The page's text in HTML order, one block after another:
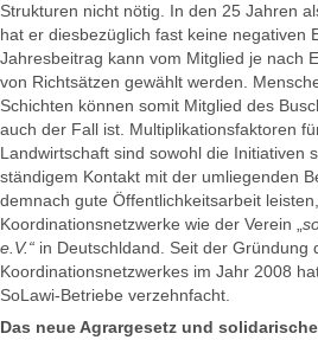
Strukturen nicht nötig. In den 25 Jahren
hat er diesbezüglich fast keine negativen
Jahresbeitrag kann vom Mitglied je nach
von Richtsätzen gewählt werden.
Schichten können somit Mitglied des
auch der Fall ist. Multiplikationsfaktoren
Landwirtschaft sind sowohl die Initiativen
ständigem Kontakt mit der umliegenden
demnach gute Öffentlichkeitsarbeit
Koordinationsnetzwerke wie der Verein „
e.V.“ in Deutschldand. Seit der Gründung
Koordinationsnetzwerkes im Jahr 2008
SoLawi-Betriebe verzehnfacht.
Das neue Agrargesetz und